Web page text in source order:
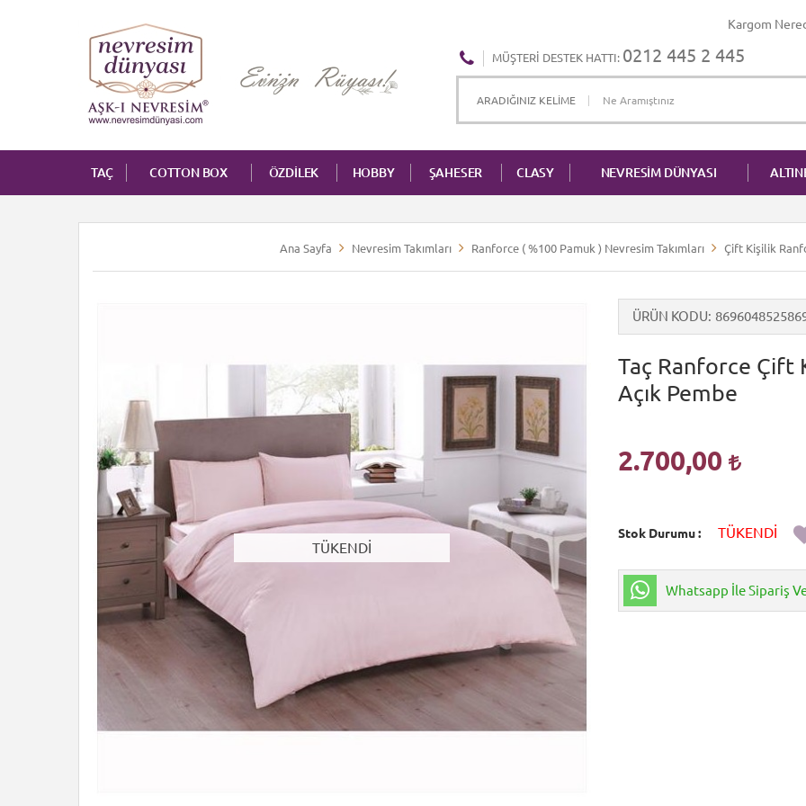
Kargom
MÜŞTERI DESTEK HATTI: 0212 445 2 445
TAÇ COTTON BOX ÖZDİLEK HOBBY ŞAHESER CLASY NEVRESİM DÜNYASI
Ana Sayfa Nevresim Takımları Ranforce ( %100 Pamuk ) Nevresim Takımları Çift Kişilik
TÜKENDİ
ÜRÜN KODU
Taç Ranforce Çift
Açık Pembe
2.700,00
Stok Durumu TÜKENDİ
Whatsapp İle Sipariş